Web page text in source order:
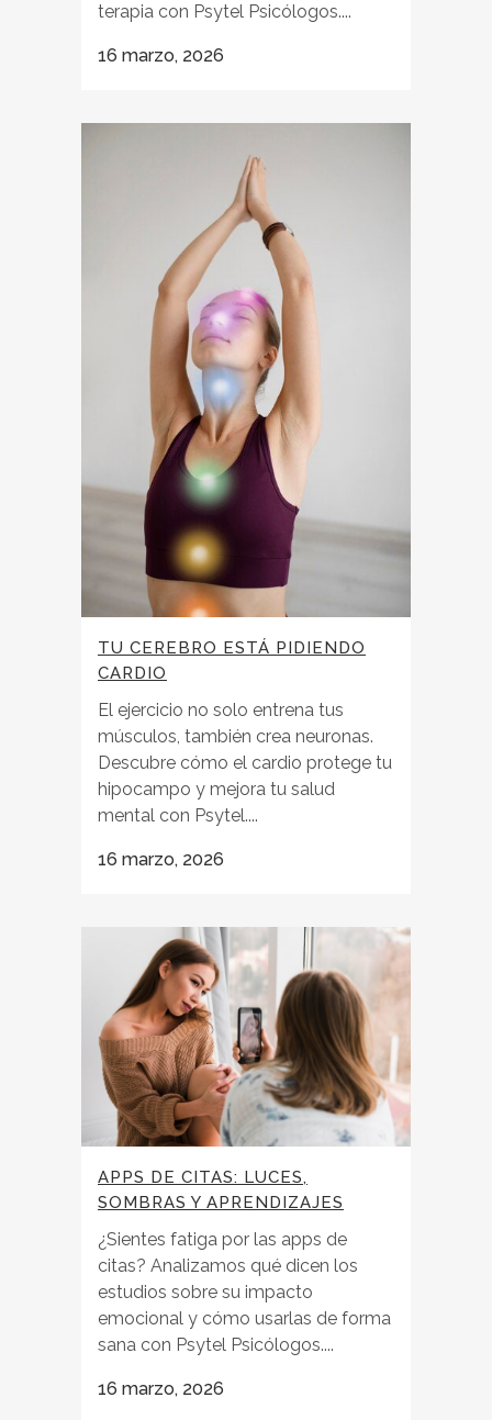
terapia con Psytel Psicólogos....
16 marzo, 2026
TU CEREBRO ESTÁ PIDIENDO
CARDIO
El ejercicio no solo entrena tus
músculos, también crea neuronas.
Descubre cómo el cardio protege tu
hipocampo y mejora tu salud
mental con Psytel....
16 marzo, 2026
APPS DE CITAS: LUCES,
SOMBRAS Y APRENDIZAJES
¿Sientes fatiga por las apps de
citas? Analizamos qué dicen los
estudios sobre su impacto
emocional y cómo usarlas de forma
sana con Psytel Psicólogos....
16 marzo, 2026